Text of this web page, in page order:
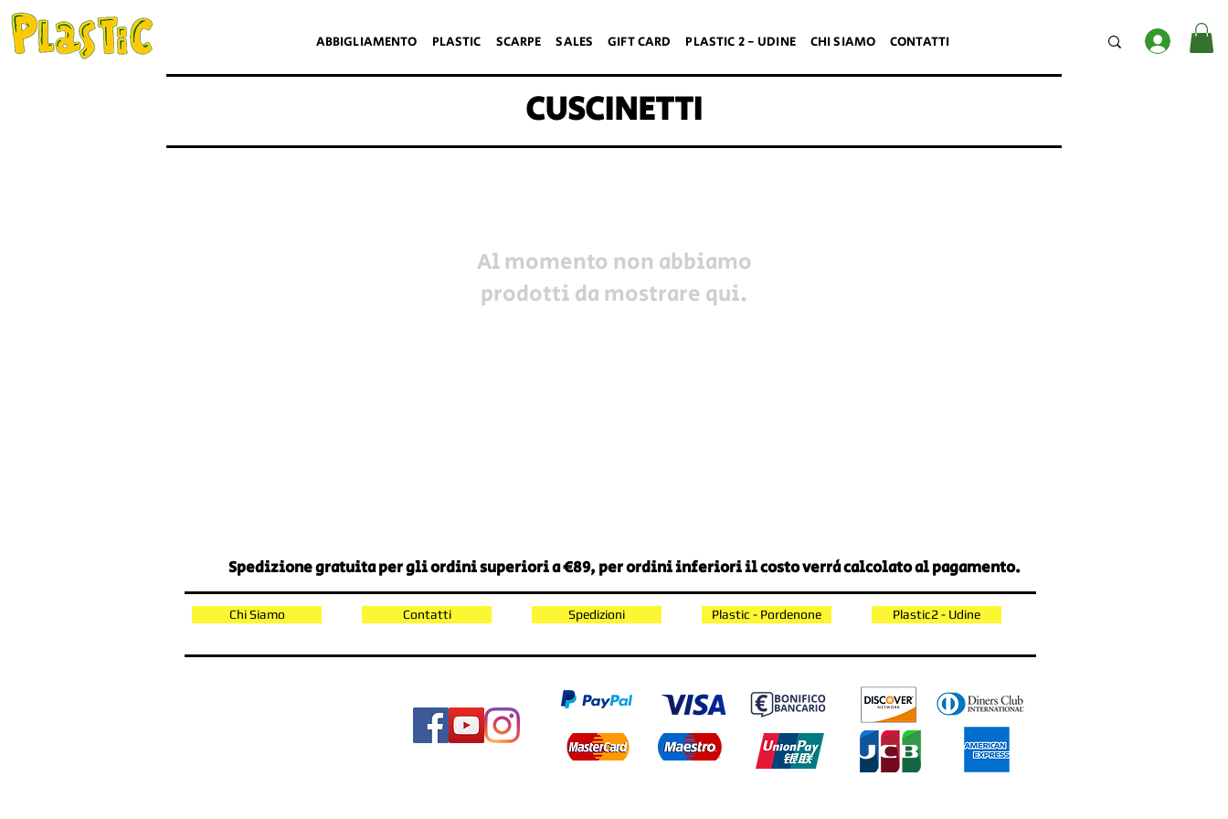
ABBIGLIAMENTO PLASTIC SCARPE SALES GIFT CARD PLASTIC 2 - UDINE CHI SIAMO CONTATTI Accedi
CUSCINETTI
Al momento non abbiamo
prodotti da mostrare qui.
Spedizione gratuita per gli ordini superiori a €89, per ordini inferiori il costo verrà calcolato al pagamento.
Chi Siamo Contatti Spedizioni Plastic - Pordenone Plastic2 - Udine